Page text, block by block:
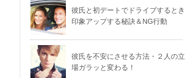
彼氏と初デートでドライブするとき
印象アップする秘訣＆NG行動
彼氏を不安にさせる方法・２人の立
場ガラッと変わる！